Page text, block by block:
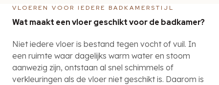
VLOEREN VOOR IEDERE BADKAMERSTIJL
Wat maakt een vloer geschikt voor de badkamer?
Niet iedere vloer is bestand tegen vocht of vuil. In
een ruimte waar dagelijks warm water en stoom
aanwezig zijn, ontstaan al snel schimmels of
verkleuringen als de vloer niet geschikt is. Daarom is